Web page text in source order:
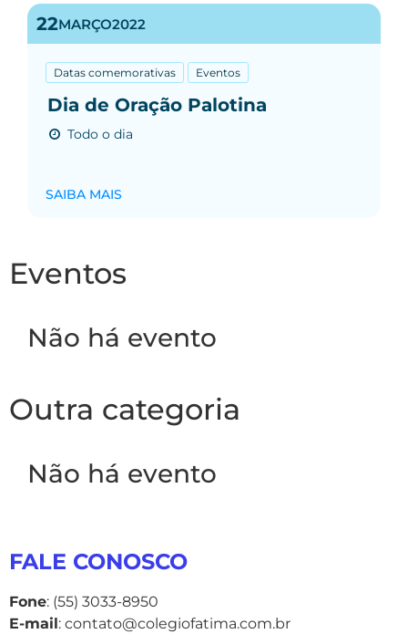
22MARÇO2022
Datas comemorativas Eventos
Dia de Oração Palotina
Todo o dia
SAIBA MAIS
Eventos
Não há evento
Outra categoria
Não há evento
FALE CONOSCO
Fone: (55) 3033-8950
E-mail: contato@colegiofatima.com.br